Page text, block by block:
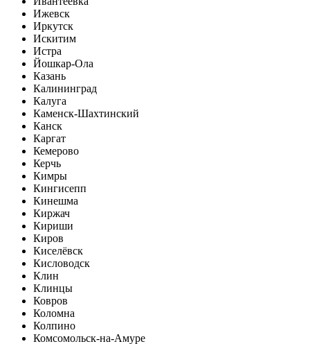
Ижевск
Иркутск
Искитим
Истра
Йошкар-Ола
Казань
Калининград
Калуга
Каменск-Шахтинский
Канск
Каргат
Кемерово
Керчь
Кимры
Кингисепп
Кинешма
Киржач
Кириши
Киров
Киселёвск
Кисловодск
Клин
Клинцы
Ковров
Коломна
Колпино
Комсомольск-на-Амуре